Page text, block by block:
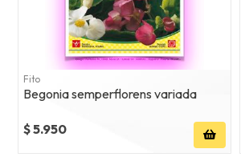
Fito
Begonia semperflorens variada
$ 5.950